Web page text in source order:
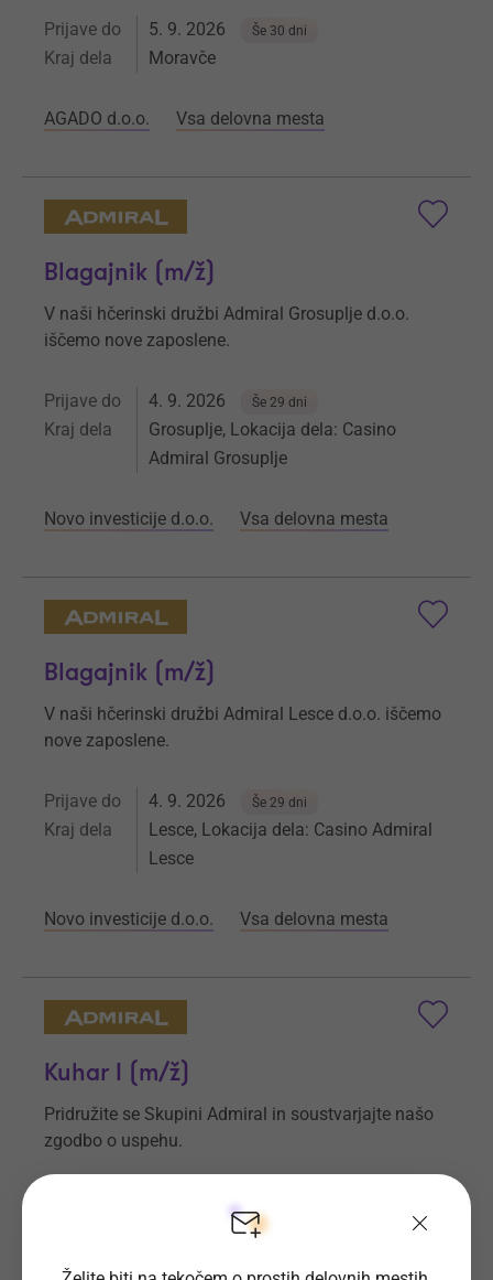
Prijave do 5. 9. 2026 Še 30 dni
Kraj dela Moravče
AGADO d.o.o. Vsa delovna mesta
Blagajnik (m/ž)
V naši hčerinski družbi Admiral Grosuplje d.o.o.
iščemo nove zaposlene.
Prijave do 4. 9. 2026 Še 29 dni
Kraj dela
Grosuplje, Lokacija dela: Casino
Admiral Grosuplje
Novo investicije d.o.o. Vsa delovna mesta
Blagajnik (m/ž)
V naši hčerinski družbi Admiral Lesce d.o.o. iščemo
nove zaposlene.
Prijave do 4. 9. 2026 Še 29 dni
Kraj dela
Lesce, Lokacija dela: Casino Admiral
Lesce
Novo investicije d.o.o. Vsa delovna mesta
Kuhar I (m/ž)
Pridružite se Skupini Admiral in soustvarjajte našo
zgodbo o uspehu.
Kozina, Lokacija dela: Casino & Hotel